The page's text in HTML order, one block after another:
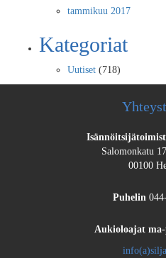
tammikuu 2017
Kategoriat
Uutiset (718)
Salomonkatu
00100
Puhelin
Aukioloajat